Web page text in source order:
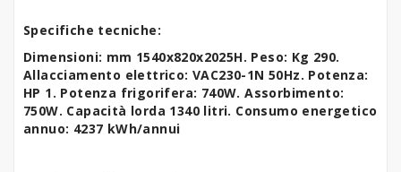
Specifiche tecniche:
Dimensioni: mm 1540x820x2025H. Peso: Kg 290.
Allacciamento elettrico: VAC230-1N 50Hz. Potenza:
HP 1. Potenza frigorifera: 740W. Assorbimento:
750W. Capacità lorda 1340 litri. Consumo energetico
annuo: 4237 kWh/annui